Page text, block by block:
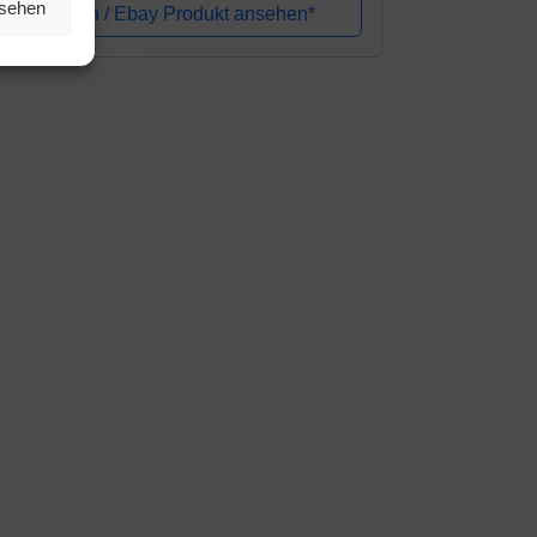
Dog Harness Weich
Amazon / Ebay Produkt ansehen*